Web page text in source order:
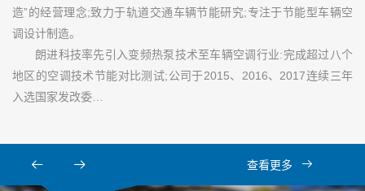
造”的经营理念;致力于轨道交通车辆节能研究;专注于节能型车辆空
调设计制造。
朗进科技率先引入变频热泵技术至车辆空调行业:完成超过八个
地区的空调技术节能对比测试;公司于2015、2016、2017连续三年
入选国家发改委…
查看更多